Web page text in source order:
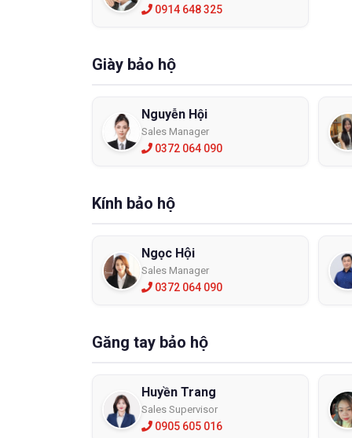
0914 648 325
Giày bảo hộ
Nguyễn Hội
Sales Manager
0372 064 090
Kính bảo hộ
Ngọc Hội
Sales Manager
0372 064 090
Găng tay bảo hộ
Huyền Trang
Sales Supervisor
0905 605 016